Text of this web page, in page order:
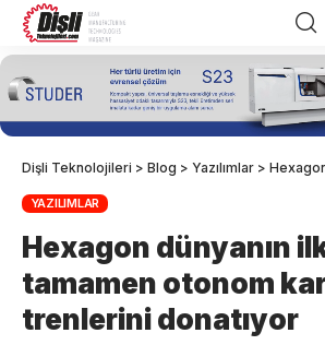
Dişli Teknolojileri > Blog > Yazılımlar > Hexagon dünyanın
YAZILIMLAR
Hexagon dünyanın
tamamen otonom
trenlerini donatıyor